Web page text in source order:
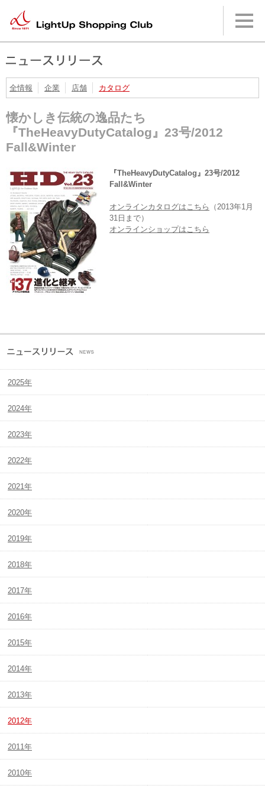
メ
ン
ュ
へ
全情報 企業 店舗 カタログ
懐かしき伝統の逸品たち
『TheHeavyDutyCatalog』23号/2012
Fall&Winter
『TheHeavyDutyCatalog』23号/2012
Fall&Winter
オンラインカタログはこちら
（2013年1月
31日まで）
オンラインショップはこちら
2025年
2024年
2023年
2022年
2021年
2020年
2019年
2018年
2017年
2016年
2015年
2014年
2013年
2012年
2011年
2010年